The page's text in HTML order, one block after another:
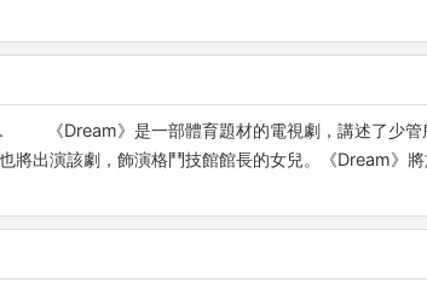
. 《Dream》是一部體育題材的電視劇，講述了少管
將出演該劇，飾演格鬥技館館長的女兒。《Dream》